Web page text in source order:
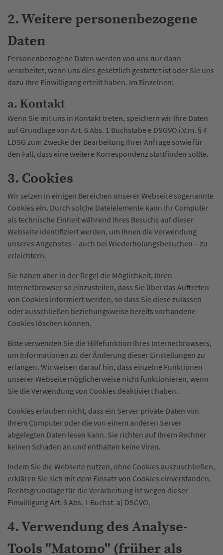
2. Weitere personenbezogene
Daten
Personenbezogene Daten werden von uns nur dann
verarbeitet, wenn uns dies gesetzlich gestattet ist oder Sie uns
dazu Ihre Einwilligung erteilt haben. Im Einzelnen:
a. Kontakt
Wenn Sie mit uns in Kontakt treten, speichern wir Ihre Daten
auf Grundlage von Art. 6 Abs. 1 Buchstabe e DSGVO i.V.m. § 4
LDSG zum Zwecke der Bearbeitung Ihrer Anfrage sowie für
den Fall, dass eine weitere Korrespondenz stattfinden sollte.
3. Cookies
Wir setzen in einigen Bereichen unserer Webseite sogenannte
Cookies ein. Durch solche Dateielemente kann Ihr Computer
als technische Einheit während Ihres Besuchs auf dieser
Webseite identifiziert werden, um Ihnen die Verwendung
unseres Angebotes – auch bei Wiederholungsbesuchen – zu
erleichtern.
Sie haben aber in der Regel die Möglichkeit, Ihren
Internetbrowser so einzustellen, dass Sie über das Auftreten
von Cookies informiert werden, so dass Sie diese zulassen
oder ausschließen beziehungsweise bereits vorhandene
Cookies löschen können.
Bitte verwenden Sie die Hilfefunktion Ihres Internetbrowsers,
um Informationen zu der Änderung dieser Einstellungen zu
erlangen. Wir weisen darauf hin, dass einzelne Funktionen
unserer Webseite möglicherweise nicht funktionieren, wenn
Sie die Verwendung von Cookies deaktiviert haben.
Cookies erlauben nicht, dass ein Server private Daten von
Ihrem Computer oder die von einem anderen Server
abgelegten Daten lesen kann. Sie richten auf Ihrem Rechner
keinen Schaden an und enthalten keine Viren.
Indem Sie die Webseite nutzen, ohne Cookies auszuschließen,
erklären Sie sich mit dem Einsatz von Cookies einverstanden.
Rechtsgrundlage für die Verarbeitung ist wegen dieser
Einwilligung Art. 6 Abs. 1 Buchst. a) DSGVO.
4. Verwendung des Analyse-
Tools "Matomo" (früher als